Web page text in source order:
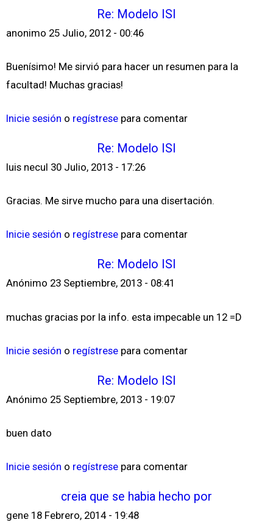
Re: Modelo ISI
anonimo 25 Julio, 2012 - 00:46
Buenísimo! Me sirvió para hacer un resumen para la
facultad! Muchas gracias!
Inicie sesión o regístrese para comentar
Re: Modelo ISI
luis necul 30 Julio, 2013 - 17:26
Gracias. Me sirve mucho para una disertación.
Inicie sesión o regístrese para comentar
Re: Modelo ISI
Anónimo 23 Septiembre, 2013 - 08:41
muchas gracias por la info. esta impecable un 12 =D
Inicie sesión o regístrese para comentar
Re: Modelo ISI
Anónimo 25 Septiembre, 2013 - 19:07
buen dato
Inicie sesión o regístrese para comentar
creia que se habia hecho por
gene 18 Febrero, 2014 - 19:48